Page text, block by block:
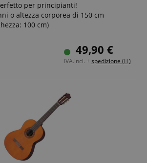
per principianti!
o altezza corporea di 150 cm
100 cm)
49,90 €
IVA.incl. + spedizione (IT)